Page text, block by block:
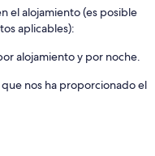
el alojamiento (es posible
aplicables):
alojamiento y por noche.
nos ha proporcionado el